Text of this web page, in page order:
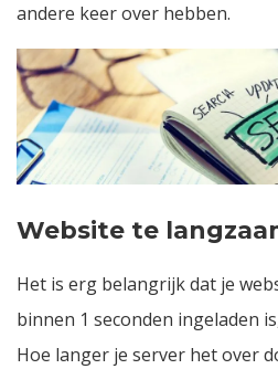
andere keer over hebben.
Website te
Het is erg belangrijk dat je
binnen 1 seconden ingeladen
Hoe langer je server het over